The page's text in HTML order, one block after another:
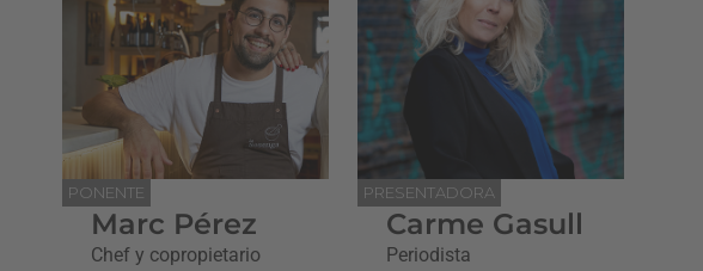
PONENTE
Marc Pérez
Chef y copropietario
PRESENTADORA
Carme Gasull
Periodista